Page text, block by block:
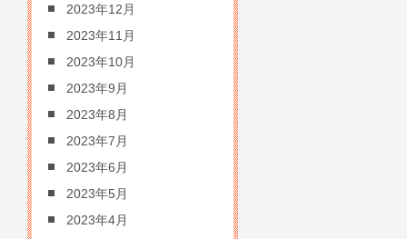
2023年12月
2023年11月
2023年10月
2023年9月
2023年8月
2023年7月
2023年6月
2023年5月
2023年4月